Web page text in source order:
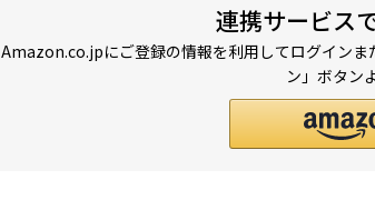
連携サービス
Amazon.co.jpにご登録の情報を利用してログイン
ン」ボタン